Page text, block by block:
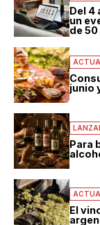
Del 4
un
de
junio
Para
El